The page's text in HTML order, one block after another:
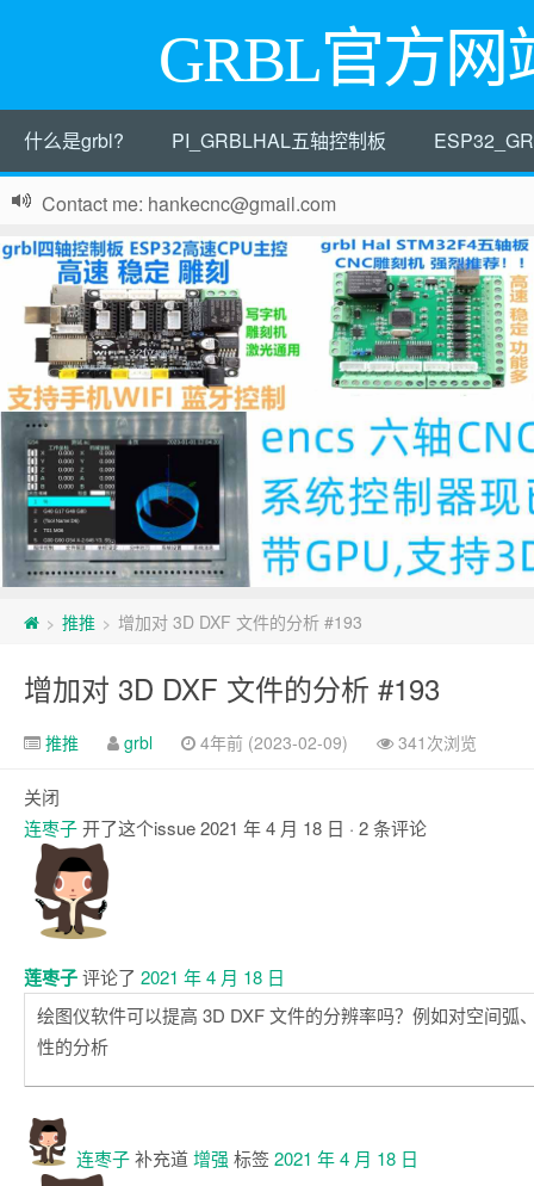
GRBL官方网
什么是grbl? PI_GRBLHAL五轴控制板
Contact me: hankecnc@gmail.com
> 推推 > 增加对 3D DXF 文件的分析 #193
增加对 3D DXF 文件的分析 #193
推推 grbl 4年前 (2023-02-09) 341次浏览
关闭
连枣子开了这个issue2021 年 4 月 18 日 · 2 条评论
评
论
莲枣子评论了 2021 年 4 月 18 日
绘图仪软件可以提高 3D DXF 文件的分辨率吗？例如对空间弧
性的分析
连枣子补充道增强 标签2021 年 4 月 18 日